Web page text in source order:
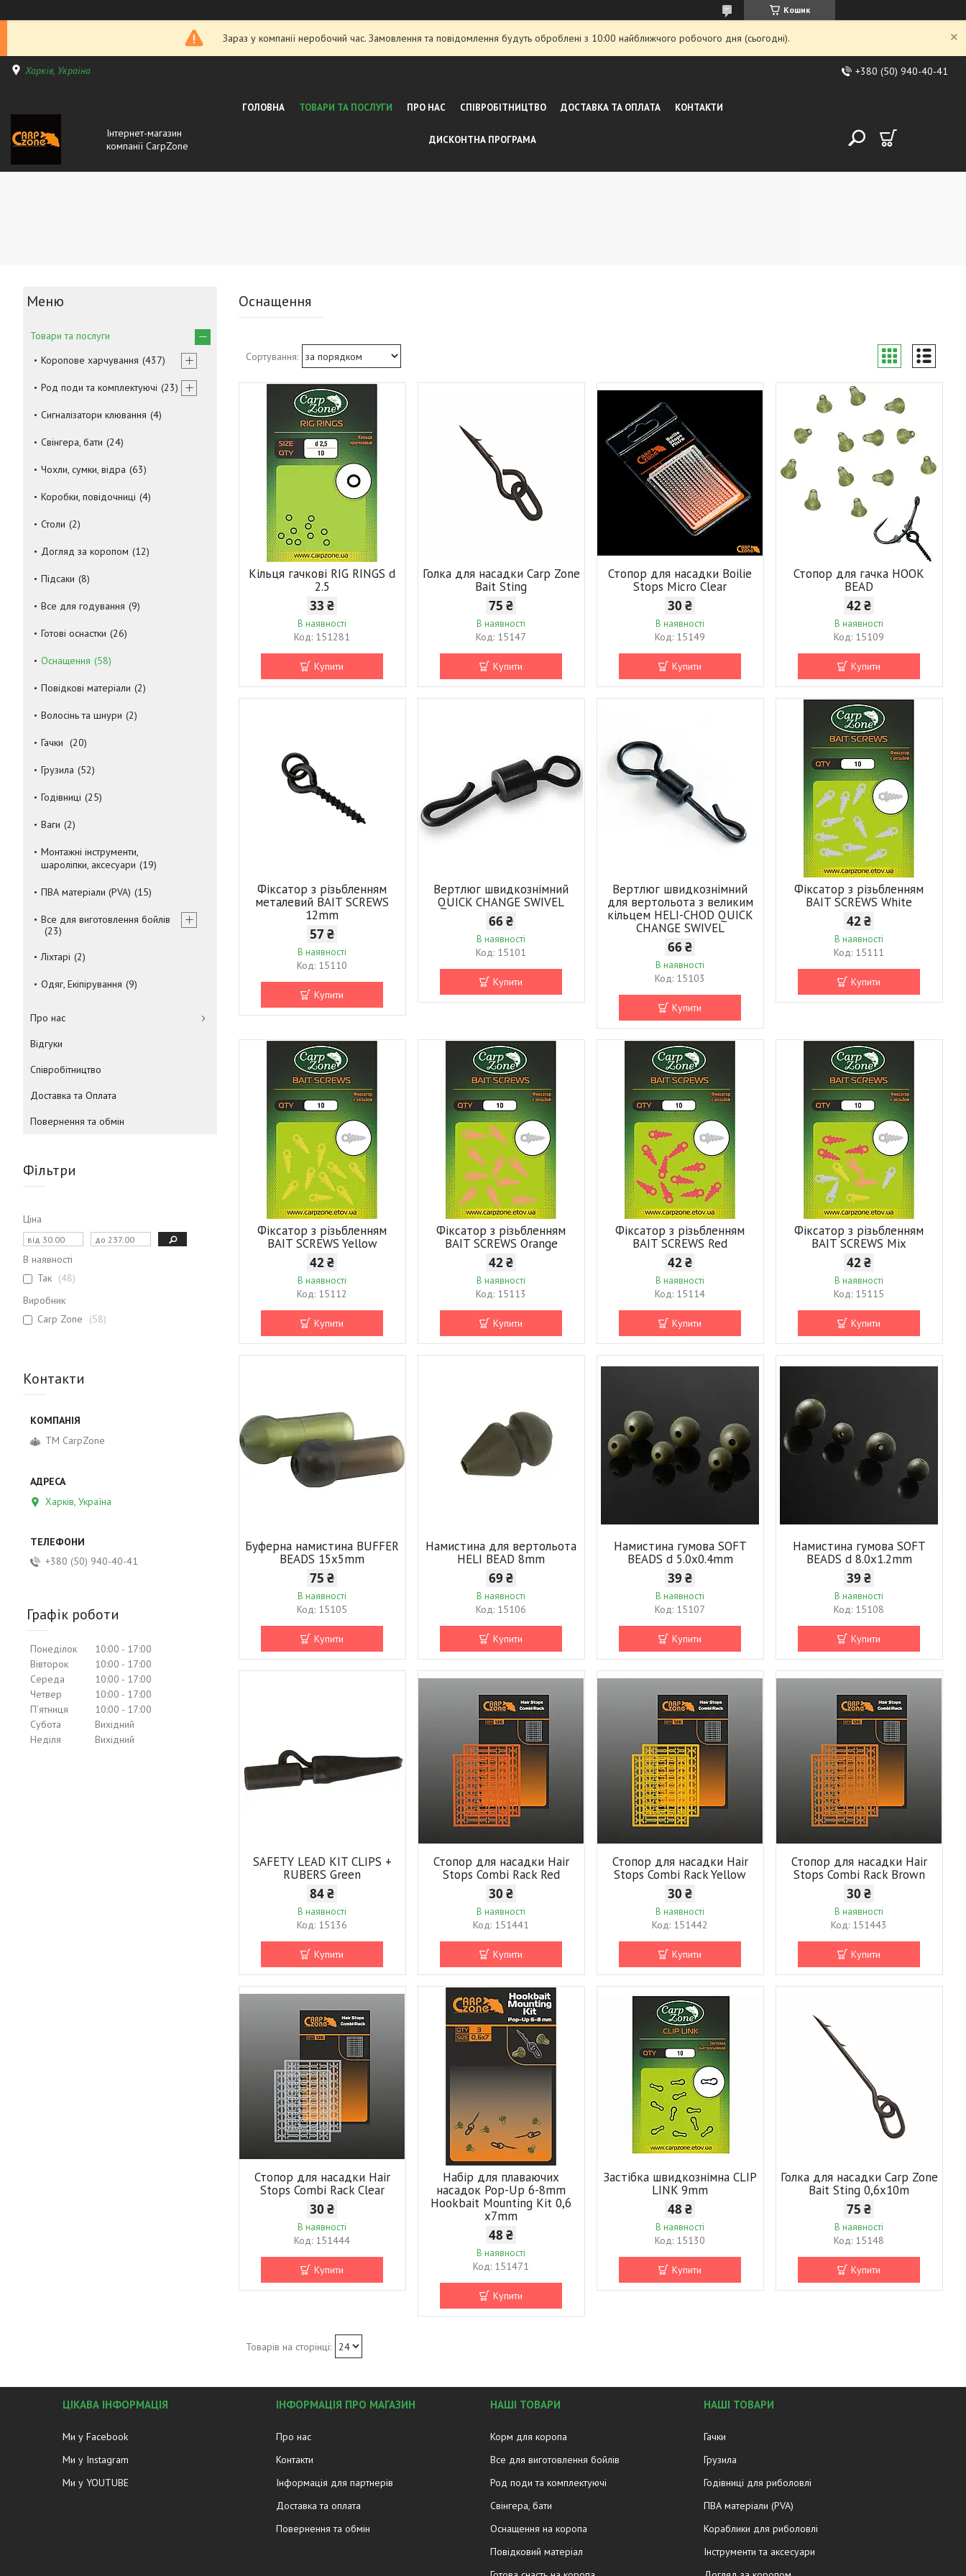
Кошик
Зараз у компанії неробочий час. Замовлення та повідомлення будуть оброблені з 10:00 найближчого робочого дня (сьогодні).
Харків, Україна +380 (50) 940-40-41
Інтернет-магазин
компанії CarpZone
ГОЛОВНА ТОВАРИ ТА ПОСЛУГИ ПРО НАС СПІВРОБІТНИЦТВО ДОСТАВКА ТА ОПЛАТА КОНТАКТИ
ДИСКОНТНА ПРОГРАМА
Оснащення
Кільця гачкові RIG RINGS d
2.5
33 ₴
В наявності
151281
Купити
Голка для насадки Carp Zone
Bait Sting
75 ₴
В наявності
15147
Купити
Стопор для насадки Boilie
Stops Micro Clear
30 ₴
В наявності
15149
Купити
Стопор для гачка HOOK
BEAD
42 ₴
В наявності
15109
Купити
Фіксатор з різьбленням
металевий BAIT SCREWS
12mm
57 ₴
В наявності
15110
Купити
Вертлюг швидкознімний
QUICK CHANGE SWIVEL
66 ₴
В наявності
15101
Купити
Вертлюг швидкознімний
для вертольота з великим
кільцем HELI-CHOD QUICK
CHANGE SWIVEL
66 ₴
В наявності
15103
Купити
Фіксатор з різьбленням
BAIT SCREWS White
42 ₴
В наявності
15111
Купити
Фіксатор з різьбленням
BAIT SCREWS Yellow
42 ₴
В наявності
15112
Купити
Фіксатор з різьбленням
BAIT SCREWS Orange
42 ₴
В наявності
15113
Купити
Фіксатор з різьбленням
BAIT SCREWS Red
42 ₴
В наявності
15114
Купити
Фіксатор з різьбленням
BAIT SCREWS Mix
42 ₴
В наявності
15115
Купити
Буферна намистина BUFFER
BEADS 15x5mm
75 ₴
В наявності
15105
Купити
Намистина для вертольота
HELI BEAD 8mm
69 ₴
В наявності
15106
Купити
Намистина гумова SOFT
BEADS d 5.0х0.4mm
39 ₴
В наявності
15107
Купити
Намистина гумова SOFT
BEADS d 8.0x1.2mm
39 ₴
В наявності
15108
Купити
SAFETY LEAD KIT CLIPS +
RUBERS Green
84 ₴
В наявності
15136
Купити
Стопор для насадки Hair
Stops Combi Rack Red
30 ₴
В наявності
151441
Купити
Стопор для насадки Hair
Stops Combi Rack Yellow
30 ₴
В наявності
151442
Купити
Стопор для насадки Hair
Stops Combi Rack Brown
30 ₴
В наявності
151443
Купити
Стопор для насадки Hair
Stops Combi Rack Clear
30 ₴
В наявності
151444
Купити
Набір для плаваючих
насадок Pop-Up 6-8mm
Hookbait Mounting Kit 0,6
х7mm
48 ₴
В наявності
151471
Купити
Застібка швидкознімна CLIP
LINK 9mm
48 ₴
В наявності
15130
Купити
Голка для насадки Carp Zone
Bait Sting 0,6х10m
75 ₴
В наявності
15148
Купити
Товари та послуги
Коропове харчування 437
Род поди та комплектуючі 23
Сигналізатори клювання 4
Свінгера, бати 24
Чохли, сумки, відра 63
Коробки, повідочниці 4
Столи 2
Догляд за коропом 12
Підсаки 8
Все для годування 9
Готові оснастки 26
Оснащення 58
Повідкові матеріали 2
Волосінь та шнури 2
Гачки 20
Грузила 52
Годівниці 25
Ваги 2
Монтажні інструменти,
шароліпки, аксесуари
19
ПВА матеріали (PVA) 15
Все для виготовлення бойлів
23
Ліхтарі 2
Одяг, Екіпірування 9
Про нас
Відгуки
Співробітництво
Доставка та Оплата
Повернення та обмін
Фільтри
Ціна
В наявності
Так
48
Виробник
Carp Zone
58
Контакти
ТМ CarpZone
Харків, Україна
+380 (50) 940-40-41
Графік роботи
Понеділок 10:00
17:00
Вівторок
10:00
17:00
Середа
10:00
17:00
Четвер
10:00
17:00
Пʼятниця
10:00
17:00
Субота
Вихідний
Неділя
Вихідний
ЦІКАВА ІНФОРМАЦІЯ
Ми у Facebook
Ми у Instagram
Ми у YOUTUBE
ІНФОРМАЦІЯ ПРО МАГАЗИН
Про нас
Контакти
Інформація для партнерів
Доставка та оплата
Повернення та обмін
НАШІ ТОВАРИ
Корм для коропа
Все для виготовлення бойлів
Род поди та комплектуючі
Свінгера, бати
Оснащення на коропа
Повідковий матеріал
НАШІ ТОВАРИ
Гачки
Грузила
Годівниці для риболовлі
ПВА матеріали (PVA)
Кораблики для риболовлі
Інструменти та аксесуари